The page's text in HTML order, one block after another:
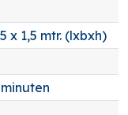
x 1,5 mtr. (lxbxh)